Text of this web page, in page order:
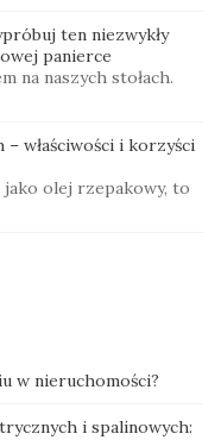
ten niezwykły
panierce
na naszych stołach.
właściwości i korzyści
jako olej rzepakowy, to
w nieruchomości?
i spalinowych: